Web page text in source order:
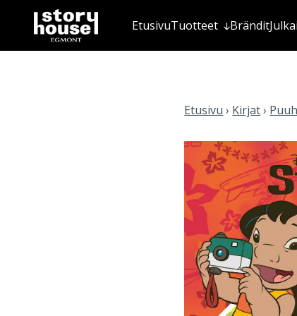
EtusivuTuotteet Brändit
Etusivu › Kirjat›